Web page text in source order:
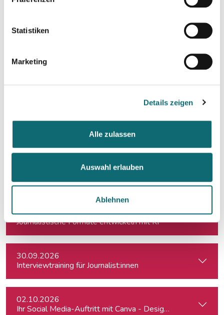
Statistiken
Marketing
Details zeigen
Alle zulassen
Auswahl erlauben
Ablehnen
Fortbildungsprogramm des Europäischen Parlaments für
29.09.2026
Journalistische Formate entwickeln mit KI
30.09.2026
Interviewtraining für Journalist:innen
02.10.2026
Ihr Social Media-Auftritt mit Canva - Designs für Instagram,